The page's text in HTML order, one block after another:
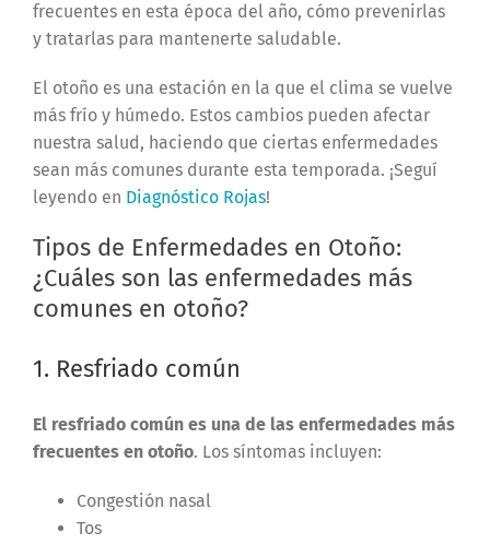
frecuentes en esta época del año, cómo prevenirlas
y tratarlas para mantenerte saludable.
El otoño es una estación en la que el clima se vuelve
más frío y húmedo. Estos cambios pueden afectar
nuestra salud, haciendo que ciertas enfermedades
sean más comunes durante esta temporada. ¡Seguí
leyendo en Diagnóstico Rojas!
Tipos de Enfermedades en Otoño:
¿Cuáles son las enfermedades más
comunes en otoño?
1. Resfriado común
El resfriado común es una de las enfermedades más
frecuentes en otoño. Los síntomas incluyen:
Congestión nasal
Tos